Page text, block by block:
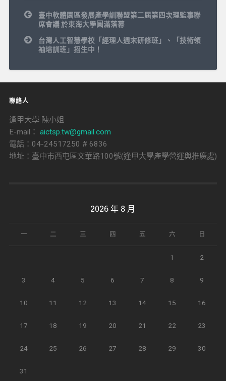
文
章
覽
臺中軟體園區發展產學訓聯盟第二屆第四次理監事聯
席會議 於東海大學圓滿落幕
台灣人工智慧學校「經理人週末研修班」、「技術領
袖培訓班」招生中！
聯絡人
逢甲大學 陳小姐
E-mail： aictsp.tw@gmail.com
電話：04-24517250 # 6836
地址：臺中市西屯區文華路100號(逢甲大學產學營運與推廣處)
2026 年 8 月
一 二 三 四 五 六 日
1 2
3 4 5 6 7 8 9
10 11 12 13 14 15 16
17 18 19 20 21 22 23
24 25 26 27 28 29 30
31